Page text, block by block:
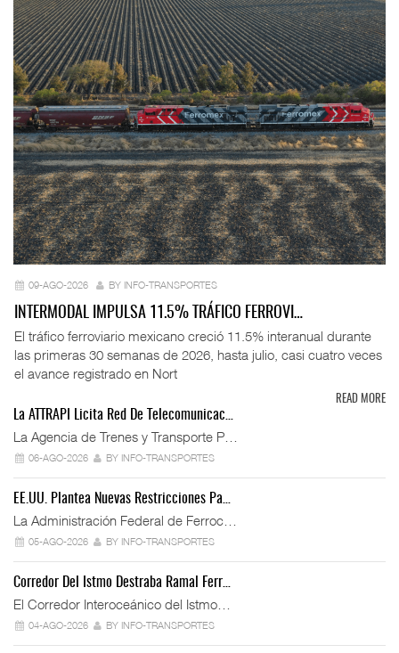
09-AGO-2026 BY INFO-TRANSPORTES
INTERMODAL IMPULSA 11.5% TRÁFICO FERROVI…
El tráfico ferroviario mexicano creció 11.5% interanual durante
las primeras 30 semanas de 2026, hasta julio, casi cuatro veces
el avance registrado en Nort
READ MORE
La ATTRAPI Licita Red De Telecomunicac…
La Agencia de Trenes y Transporte P…
06-AGO-2026 BY INFO-TRANSPORTES
EE.UU. Plantea Nuevas Restricciones Pa…
La Administración Federal de Ferroc…
05-AGO-2026 BY INFO-TRANSPORTES
Corredor Del Istmo Destraba Ramal Ferr…
El Corredor Interoceánico del Istmo…
04-AGO-2026 BY INFO-TRANSPORTES